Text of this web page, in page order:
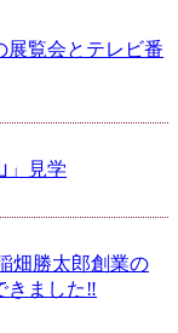
展覧会とテレビ番
」見学
畑勝太郎創業の
きました‼